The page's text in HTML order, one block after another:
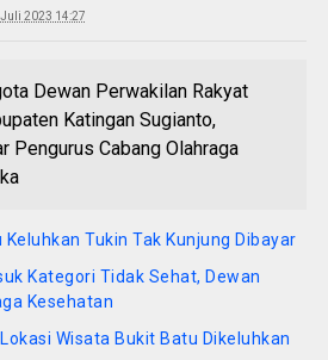
2023 14:27
Dewan Perwakilan Rakyat
Katingan Sugianto,
Pengurus Cabang Olahraga
Tukin Tak Kunjung Dibayar
Kategori Tidak Sehat, Dewan
Kesehatan
Wisata Bukit Batu Dikeluhkan